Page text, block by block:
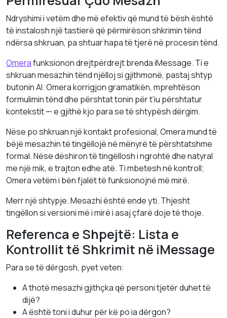
Ndryshimi i vetëm dhe më efektiv që mund të bësh është
të instalosh një tastierë që përmirëson shkrimin tënd
ndërsa shkruan, pa shtuar hapa të tjerë në procesin tënd.
Omerafunksionon drejtpërdrejt brenda iMessage. Ti e
shkruan mesazhin tënd njëlloj si gjithmonë, pastaj shtyp
butonin AI. Omera korrigjon gramatikën, mprehtëson
formulimin tënd dhe përshtat tonin për t’iu përshtatur
kontekstit — e gjithë kjo para se të shtypësh dërgim.
Nëse po shkruan një kontakt profesional, Omera mund të
bëjë mesazhin të tingëllojë në mënyrë të përshtatshme
formal. Nëse dëshiron të tingëllosh i ngrohtë dhe natyral
me një mik, e trajton edhe atë. Ti mbetesh në kontroll;
Omera vetëm i bën fjalët të funksionojnë më mirë.
Merr një shtypje. Mesazhi është ende yti. Thjesht
tingëllon si versioni më i mirë i asaj çfarë doje të thoje.
Referenca e Shpejtë: Lista e
Kontrollit të Shkrimit në iMessage
Para se të dërgosh, pyet veten:
A thotë mesazhi gjithçka që personi tjetër duhet të
dijë?
A është toni i duhur për kë po ia dërgon?